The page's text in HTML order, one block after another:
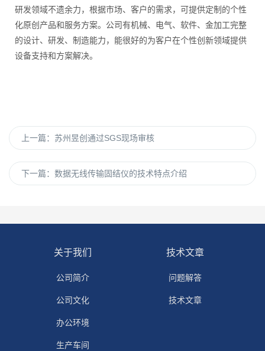
研发领域不遗余力，根据市场、客户的需求，可提供定制的个性
化原创产品和服务方案。公司有机械、电气、软件、金加工完整
的设计、研发、制造能力，能很好的为客户在个性创新领域提供
设备支持和方案解决。
上一篇： 苏州昱创通过SGS现场审核
下一篇： 数据无线传输固结仪的技术特点介绍
关于我们
公司简介
公司文化
办公环境
生产车间
技术文章
问题解答
技术文章